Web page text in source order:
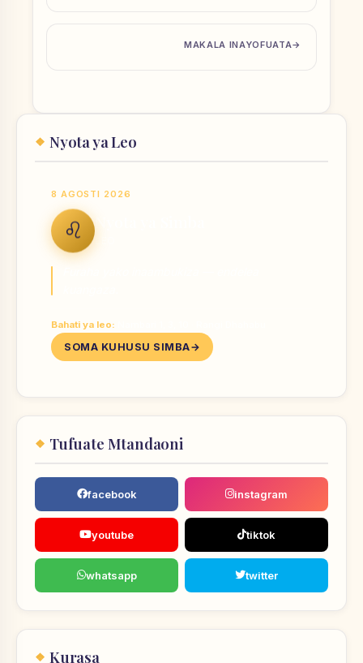
MAKALA INAYOFUATA
Nyota ya Leo
8 AGOSTI 2026
♌
Bahati ya leo:
SOMA KUHUSU SIMBA
Tufuate Mtandaoni
facebook instagram
youtube tiktok
whatsapp twitter
Kurasa